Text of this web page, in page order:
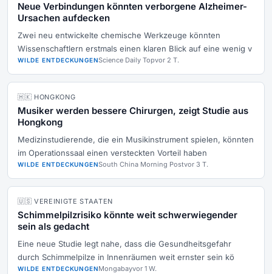
Neue Verbindungen könnten verborgene Alzheimer-
Ursachen aufdecken
Zwei neu entwickelte chemische Werkzeuge könnten
Wissenschaftlern erstmals einen klaren Blick auf eine wenig v
WILDE ENTDECKUNGENScience Daily Topvor 2 T.
🇭🇰 HONGKONG
Musiker werden bessere Chirurgen, zeigt Studie aus
Hongkong
Medizinstudierende, die ein Musikinstrument spielen, könnten
im Operationssaal einen versteckten Vorteil haben
WILDE ENTDECKUNGENSouth China Morning Postvor 3 T.
🇺🇸 VEREINIGTE STAATEN
Schimmelpilzrisiko könnte weit schwerwiegender
sein als gedacht
Eine neue Studie legt nahe, dass die Gesundheitsgefahr
durch Schimmelpilze in Innenräumen weit ernster sein kö
WILDE ENTDECKUNGENMongabayvor 1 W.